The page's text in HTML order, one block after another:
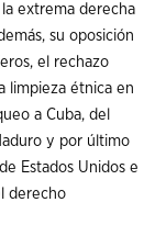
extrema derecha
su oposición
el rechazo
limpieza étnica en
a Cuba, del
y por último
Estados Unidos e
derecho